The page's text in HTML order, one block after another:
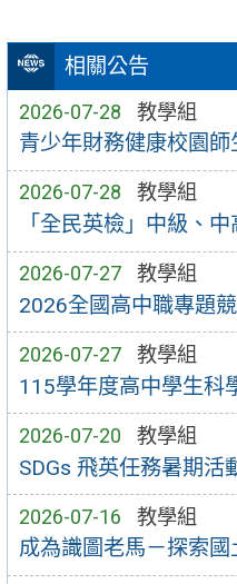
相關公告
2026-07-28 教學組
青少年財務健康校園
2026-07-28 教學組
「全民英檢」中級、
2026-07-27 教學組
2026全國高中職專題
2026-07-27 教學組
115學年度高中學生科
2026-07-20 教學組
SDGs 飛英任務暑期活
2026-07-16 教學組
成為識圖老馬－探索